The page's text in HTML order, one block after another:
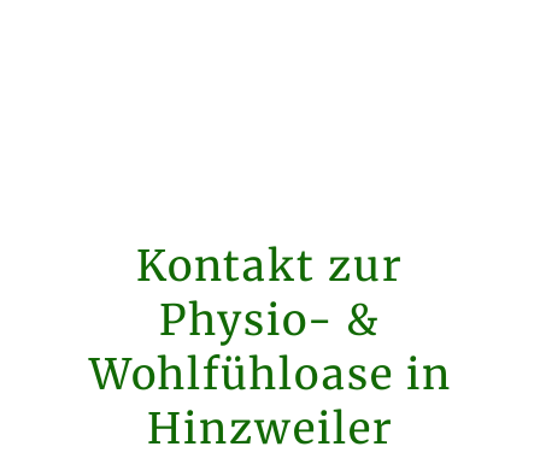
Kontakt zur
Physio- &
Wohlfühloase in
Hinzweiler